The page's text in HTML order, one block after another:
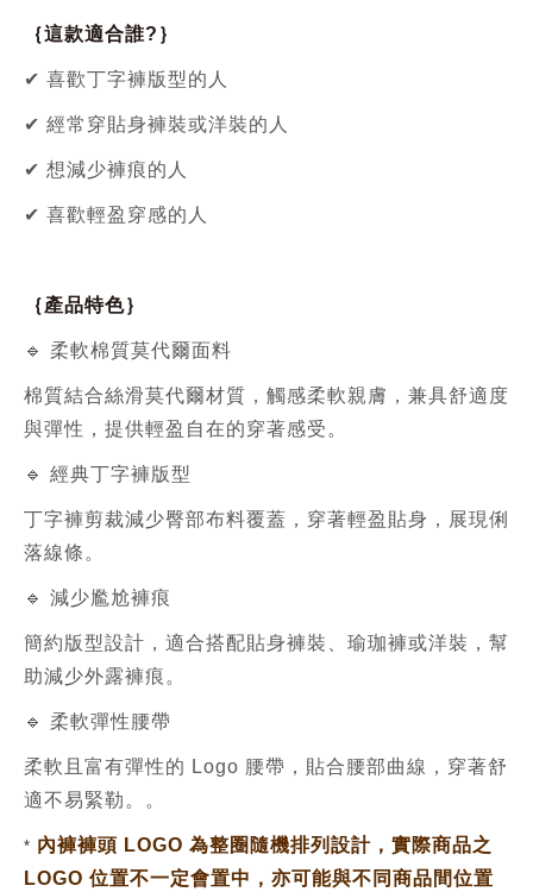
｛這款適合誰?｝
✔ 喜歡丁字褲版型的人
✔ 經常穿貼身褲裝或洋裝的人
✔ 想減少褲痕的人
✔ 喜歡輕盈穿感的人
｛產品特色｝
🔹 柔軟棉質莫代爾面料
棉質結合絲滑莫代爾材質，觸感柔軟親膚，兼具舒適度
與彈性，提供輕盈自在的穿著感受。
🔹 經典丁字褲版型
丁字褲剪裁減少臀部布料覆蓋，穿著輕盈貼身，展現俐
落線條。
🔹 減少尷尬褲痕
簡約版型設計，適合搭配貼身褲裝、瑜珈褲或洋裝，幫
助減少外露褲痕。
🔹 柔軟彈性腰帶
柔軟且富有彈性的 Logo 腰帶，貼合腰部曲線，穿著舒
適不易緊勒。。
* 內褲褲頭 LOGO 為整圈隨機排列設計，實際商品之
LOGO 位置不一定會置中，亦可能與不同商品間位置